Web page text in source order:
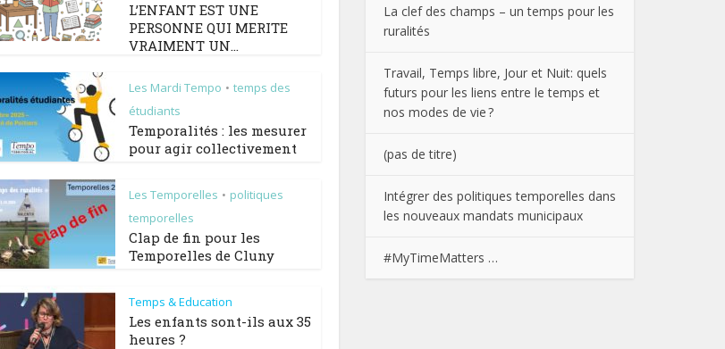
L’ENFANT EST UNE
PERSONNE QUI MERITE
VRAIMENT UN...
Les Mardi Tempo • temps des
étudiants
Temporalités : les mesurer
pour agir collectivement
Les Temporelles • politiques
temporelles
Clap de fin pour les
Temporelles de Cluny
Temps & Education
Les enfants sont-ils aux 35
heures ?
La clef des champs – un temps pour les
ruralités
Travail, Temps libre, Jour et Nuit: quels
futurs pour les liens entre le temps et
nos modes de vie ?
(pas de titre)
Intégrer des politiques temporelles dans
les nouveaux mandats municipaux
#MyTimeMatters …